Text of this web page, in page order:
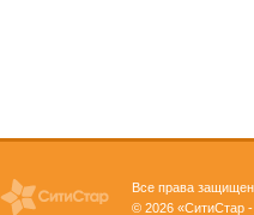
Все права
© 2026 «СитиСтар